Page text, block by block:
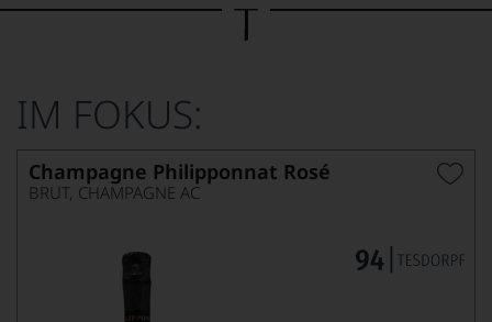
von
IM FOKUS:
Champagne Philipponnat Rosé
BRUT, CHAMPAGNE AC